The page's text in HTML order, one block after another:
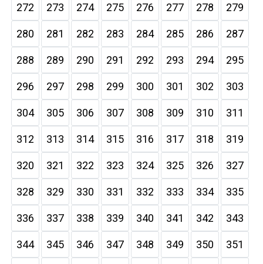
272 273 274 275 276 277 278 279
280 281 282 283 284 285 286 287
288 289 290 291 292 293 294 295
296 297 298 299 300 301 302 303
304 305 306 307 308 309 310 311
312 313 314 315 316 317 318 319
320 321 322 323 324 325 326 327
328 329 330 331 332 333 334 335
336 337 338 339 340 341 342 343
344 345 346 347 348 349 350 351